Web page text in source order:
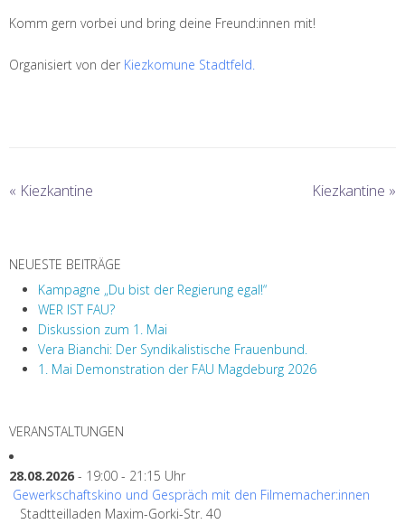
Komm gern vorbei und bring deine Freund:innen mit!
Organisiert von der Kiezkomune Stadtfeld.
« Kiezkantine Kiezkantine »
NEUESTE BEITRÄGE
Kampagne „Du bist der Regierung egal!“
WER IST FAU?
Diskussion zum 1. Mai
Vera Bianchi: Der Syndikalistische Frauenbund.
1. Mai Demonstration der FAU Magdeburg 2026
VERANSTALTUNGEN
28.08.2026 - 19:00 - 21:15 Uhr
Gewerkschaftskino und Gespräch mit den Filmemacher:innen
Stadtteilladen Maxim-Gorki-Str. 40